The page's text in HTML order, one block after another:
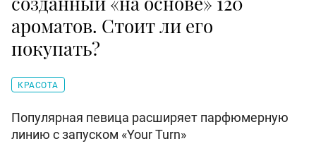
ароматов. Стоит ли его
покупать?
КРАСОТА
Популярная певица расширяет парфюмерную
линию с запуском «Your Turn»